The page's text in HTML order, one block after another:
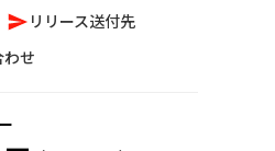
リリース送付先
せ